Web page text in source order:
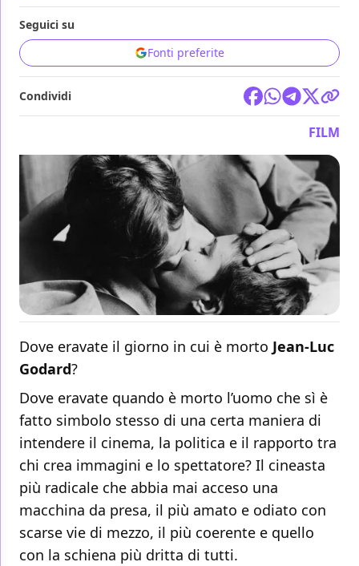
Seguici su
Fonti preferite
Condividi
FILM
Dove eravate il giorno in cui è morto Jean-Luc
Godard?
Dove eravate quando è morto l’uomo che sì è
fatto simbolo stesso di una certa maniera di
intendere il cinema, la politica e il rapporto tra
chi crea immagini e lo spettatore? Il cineasta
più radicale che abbia mai acceso una
macchina da presa, il più amato e odiato con
scarse vie di mezzo, il più coerente e quello
con la schiena più dritta di tutti.